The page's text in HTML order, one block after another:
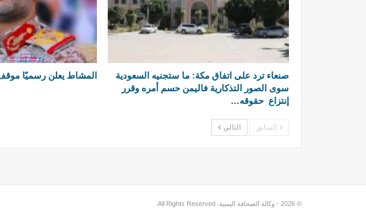
صنعاء ترد على اتفاق مكة: ما ستجنيه السعودية
سوى الصور التذكارية فاليمن حسم أمره وقرر
إنتزاع حقوقه…
المشاط يعلن رسميًا
السابق التالي
© 2026 - وكالة الصحافة اليمنية. All Rights Reserved.